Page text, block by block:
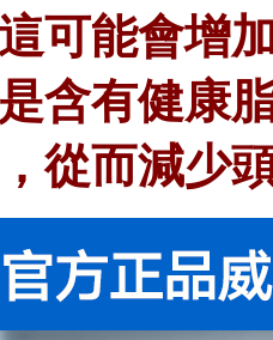
可能會增
含有健康
從而減少